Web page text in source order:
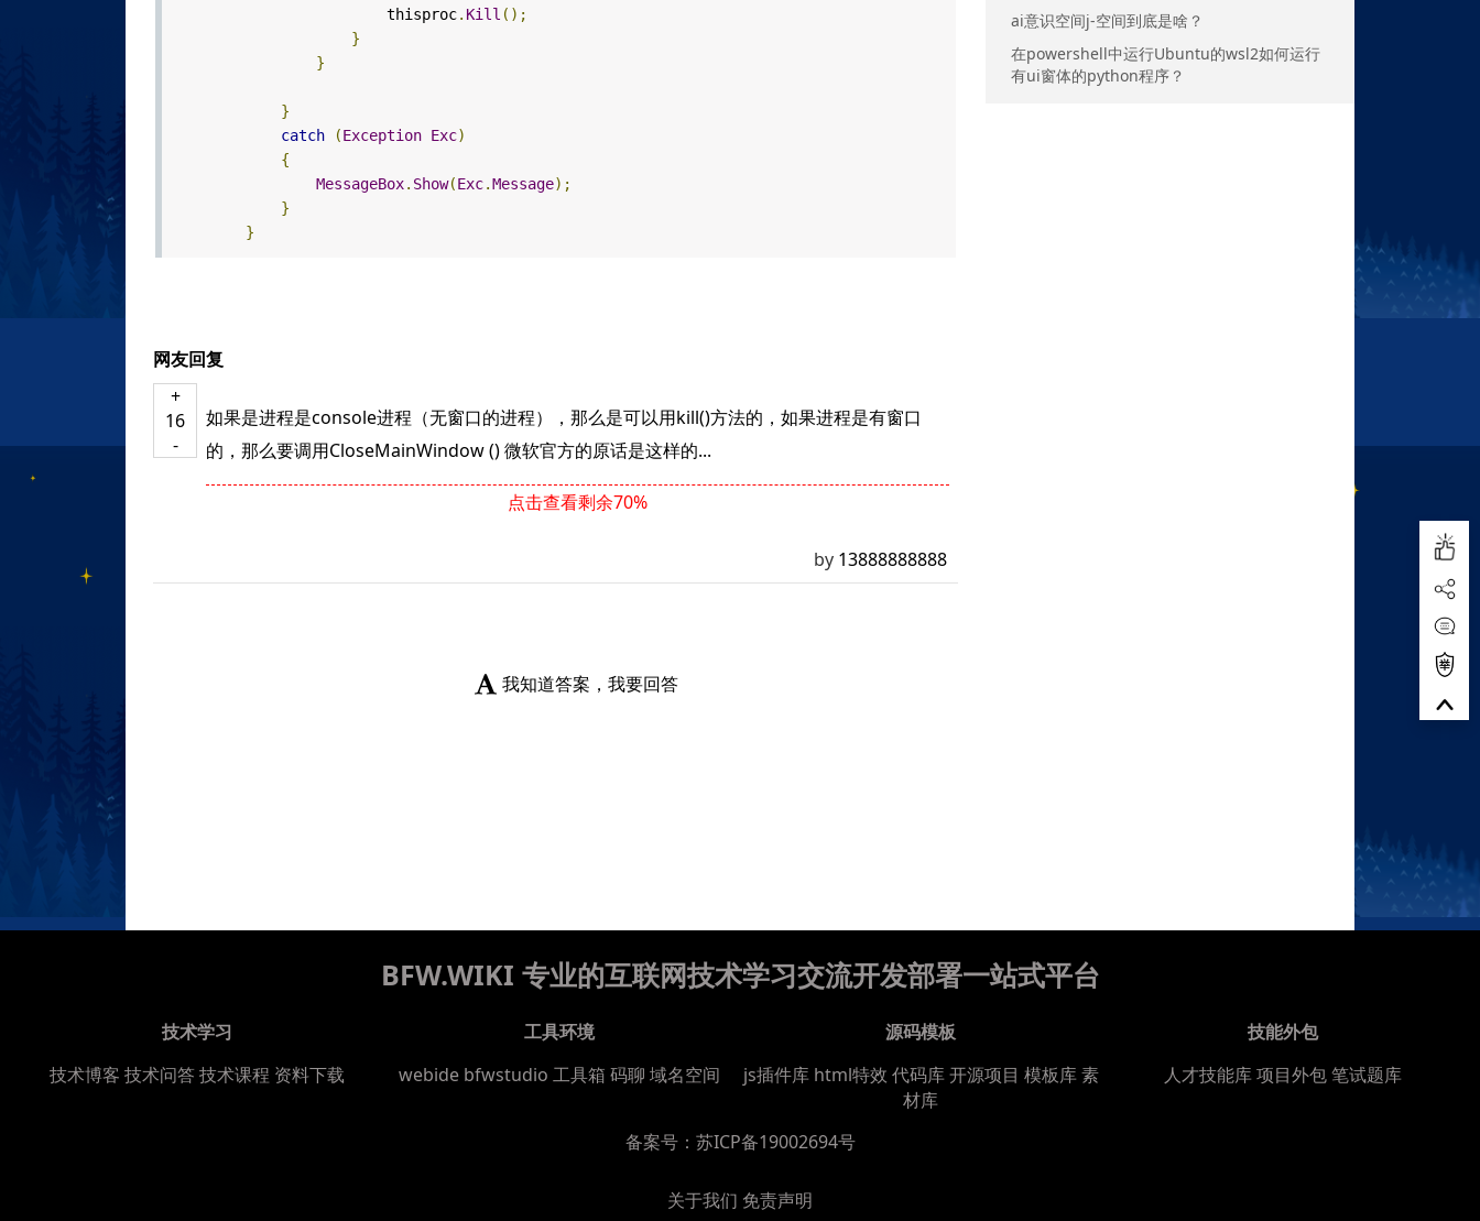
thisproc. Kill ();
}
}
}
catch
(Exception Exc)
{
MessageBox. Show(Exc.Message);
}
}
网友回复
+
16
-
如果是进程是console进程（无窗口的进程），那么是可以用kill()方法的，如果进程是有窗口
的，那么要调用CloseMainWindow () 微软官方的原话是这样的...
点击查看剩余70%
by 13888888888
我知道答案，我要回答
ai意识空间j-空间到底是啥？
在powershell中运行Ubuntu的wsl2如何运行
有ui窗体的python程序？
BFW.WIKI 专业的互联网技术学习交流开发部署一站式平台
技术学习
技术博客 技术问答技术课程 资料下载
工具环境
webide bfwstudio 工具箱 码聊 域名空间
源码模板
js插件库 html特效代码库开源项目 模板库素
材库
技能外包
人才技能库项目外包笔试题库
备案号： 苏ICP备19002694号
关于我们 免责声明